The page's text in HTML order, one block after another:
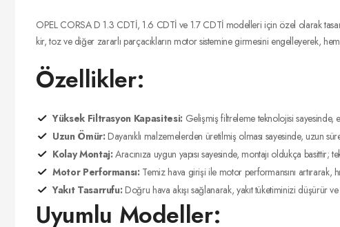
OPEL CORSA D 1.3 CDTİ, 1.6 CDTİ ve 1.7 CDTİ modelleri için özel olarak
kir, toz ve diğer zararlı parçacıkların motor sistemine girmesini engelleyerek,
Özellikler:
Yüksek Filtrasyon Kapasitesi: Gelişmiş filtreleme teknolojisi
Uzun Ömür: Dayanıklı malzemelerden üretilmiş olması sayesinde, uzun
Kolay Montaj: Aracınıza uygun yapısı sayesinde, montajı oldukça
Motor Performansı: Temiz hava girişi ile motor performansını artırarak,
Yakıt Tasarrufu: Doğru hava akışı sağlanarak, yakıt tüketiminizi düşürür
Uyumlu Modeller: